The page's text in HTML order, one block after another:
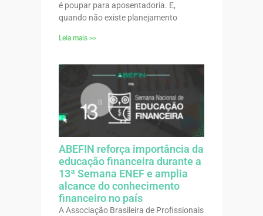
é poupar para aposentadoria. E,
quando não existe planejamento
Leia mais >>
ABEFIN reforça importância da
educação financeira durante a
13ª Semana ENEF e amplia
alcance do conhecimento
financeiro no país
A Associação Brasileira de Profissionais